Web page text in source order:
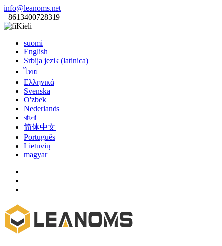
info@leanoms.net
+8613400728319
Kieli
suomi
English
Srbija jezik (latinica)
ไทย
Ελληνικά
Svenska
O'zbek
Nederlands
বাংলা
简体中文
Português
Lietuvių
magyar